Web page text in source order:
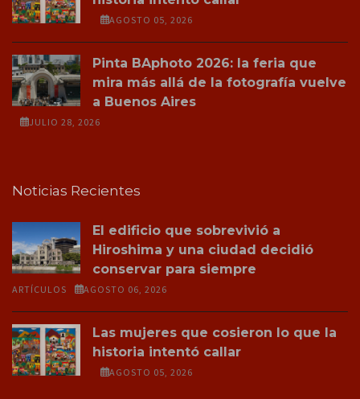
AGOSTO 05, 2026
Pinta BAphoto 2026: la feria que
mira más allá de la fotografía vuelve
a Buenos Aires
JULIO 28, 2026
Noticias Recientes
El edificio que sobrevivió a
Hiroshima y una ciudad decidió
conservar para siempre
ARTÍCULOS AGOSTO 06, 2026
Las mujeres que cosieron lo que la
historia intentó callar
AGOSTO 05, 2026